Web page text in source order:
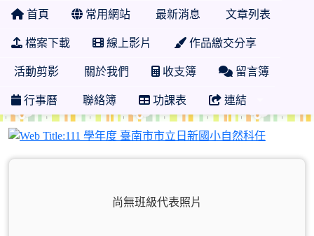
首頁 常用網站 最新消息 文章列表
檔案下載 線上影片 作品繳交分享
活動剪影 關於我們 收支簿 留言簿
行事曆 聯絡簿 功課表 連結
111 學年
尚無班級代表照片